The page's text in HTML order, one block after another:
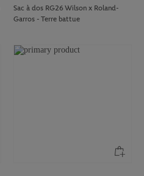
Sac à dos RG26 Wilson x Roland-
Garros - Terre battue